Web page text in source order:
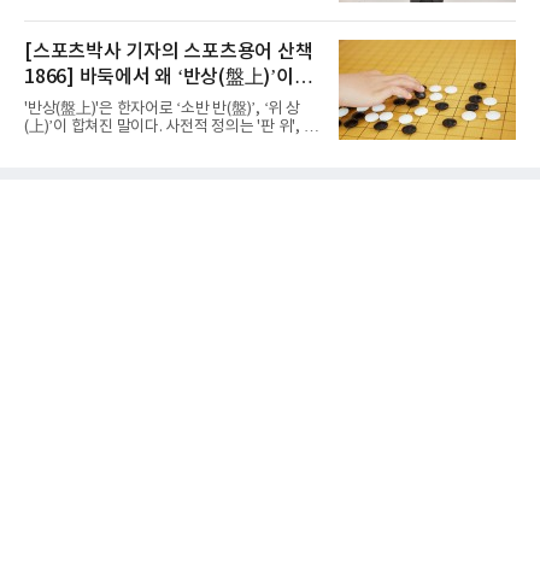
복을 응원하고 다시 신시내티에서 만나기를 바
란다는 뜻을 밝혔다.이제
로써 80개월 연속 1위 기록을 이어갔다.특이한
점은 점수 변동이 없었다는 것이다. 지난달 인공
지능 카타고와의 대결로 화제를 모았으나 공식
대국 출전 기회가 없어 이전 달과 같은 점수를 유
지한 채 여유 있게 정상을 지켰다.3, 4위는 신민
준·변상일 9단이 순위 변동 없이 자리를 보전했
다. 지난 7월 농심신라면배 국내선발전을 통해
[스포츠박사 기자의 스포츠용어 산책
1866] 바둑에서 왜 ‘반상(盤上)’이라
말할까
'반상(盤上)'은 한자어로 ‘소반 반(盤)’, ‘위 상
(上)’이 합쳐진 말이다. 사전적 정의는 '판 위', '바